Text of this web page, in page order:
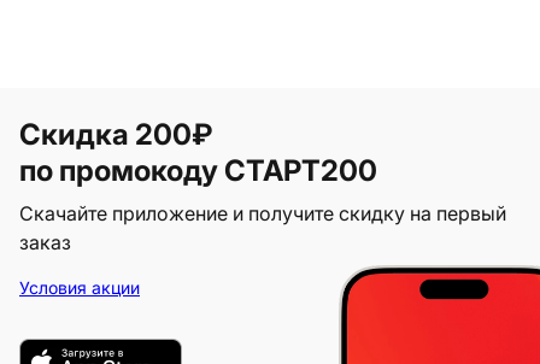
Скидка 200₽
по промокоду СТАРТ200
Скачайте приложение и получите скидку на первый
заказ
Условия акции